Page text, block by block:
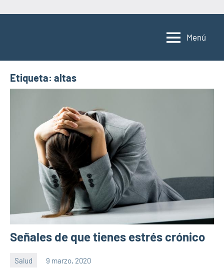
Menú
Etiqueta: altas
Señales de que tienes estrés crónico
Salud 9 marzo, 2020